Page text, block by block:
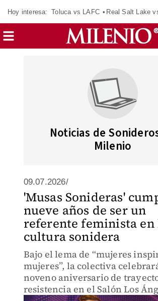
Hoy interesa: Toluca vs LAFC Real Salt Lake
Noticias de
Milenio
09.07.2026/
'Musas Sonideras'
nueve años de ser un
referente feminista en
cultura sonidera
Bajo el lema de “mujeres
mujeres”, la colectiva
noveno aniversario de
resistencia en el Salón Los